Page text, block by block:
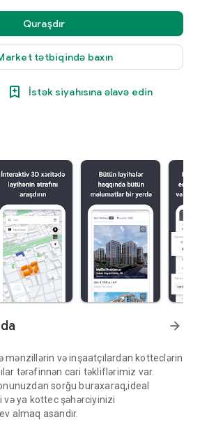
Quraşdır
tətbiqində baxın
İstək siyahısına əlavə edin
arrow_forward
mənzillərin və inşaatçılardan kotteclərin
tərəfinnən cari təkliflərimiz var.
sorğu buraxaraq,ideal
və ya kottec şəhərciyinizi
almaq asandır.